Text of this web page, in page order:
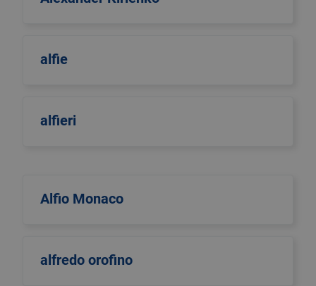
alfie
alfieri
Alfio Monaco
alfredo orofino